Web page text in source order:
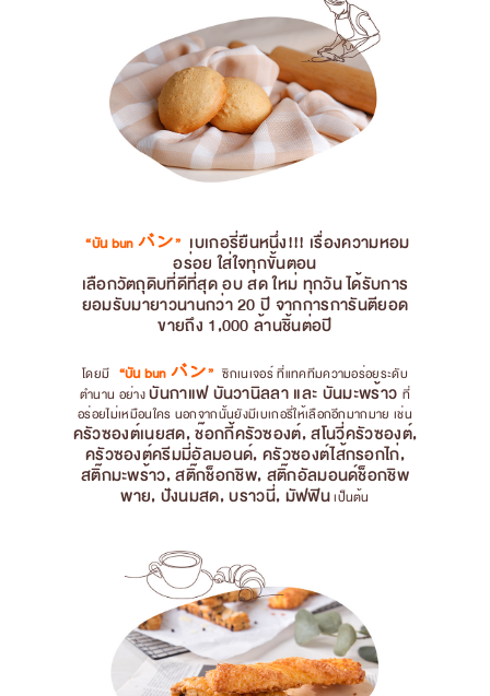
“บัน bun バン” เบเกอรี่ยืนหนึ่ง!!! เรื่องความหอม
อร่อย ใส่ใจทุกขั้นตอน
เลือกวัตถุดิบที่ดีที่สุด อบ สด ใหม่ ทุกวัน ได้รับการ
ยอมรับมายาวนานกว่า 20 ปี จากการการันตียอด
ขายถึง 1,000 ล้านชิ้นต่อปี
โดยมี “บัน bun バン” ซิกเนเจอร์ ที่แทคทีมความอร่อยระดับ
ตำนาน อย่างบันกาแฟ บันวานิลลา และ บันมะพร้าว ที่
อร่อยไม่เหมือนใคร นอกจากนั้นยังมีเบเกอรี่ให้เลือกอีกมากมาย เช่น
ครัวซองต์เนยสด, ช๊อกกี้ครัวซองต์, สโนวี่ครัวซองต์,
ครัวซองต์ครีมมี่อัลมอนด์, ครัวซองต์ไส้กรอกไก่,
สติ๊กมะพร้าว, สติ๊กช็อกชิพ, สติ๊กอัลมอนด์ช็อกชิพ
พาย, ปังนมสด, บราวนี่, มัฟฟินเป็นต้น